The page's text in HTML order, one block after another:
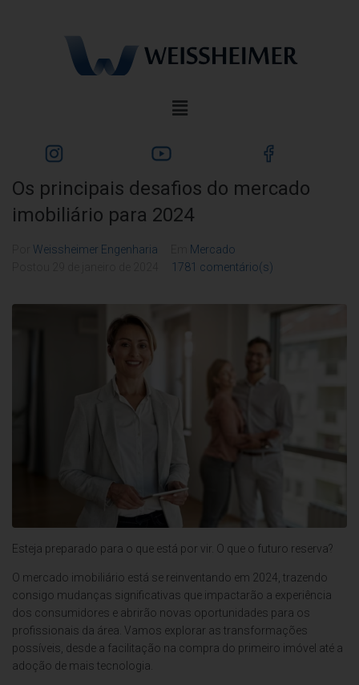
Os principais desafios do mercado
imobiliário para 2024
Weissheimer Engenharia
Mercado
1781 comentário(s)
Esteja preparado para o que está por vir. O que o futuro reserva?
O mercado imobiliário está se reinventando em 2024, trazendo
consigo mudanças significativas que impactarão a experiência
dos consumidores e abrirão novas oportunidades para os
profissionais da área. Vamos explorar as transformações
possíveis, desde a facilitação na compra do primeiro imóvel até a
adoção de mais tecnologia.